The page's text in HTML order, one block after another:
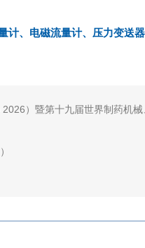
计、电磁流量计、压力变送
2026）暨第十九届世界制药机